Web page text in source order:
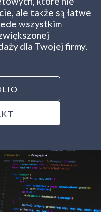
ale także są łatwe
wszystkim
dla Twojej firmy.